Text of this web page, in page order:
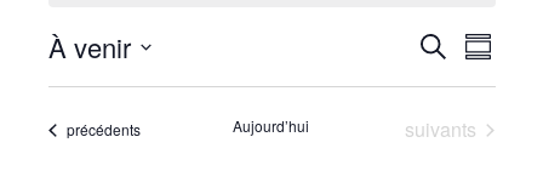
et
Recherche
de
vues
Résumé
À venir
Sélectionnez
date
Évènements
précédents Aujourd’hui Évènements
suivants